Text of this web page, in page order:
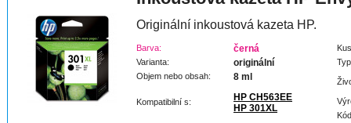
Originální inkoustová kazeta HP.
Barva: černá
Varianta: originální
Objem nebo obsah: 8 ml
Kompatibilní s:
HP CH563EE
HP 301XL